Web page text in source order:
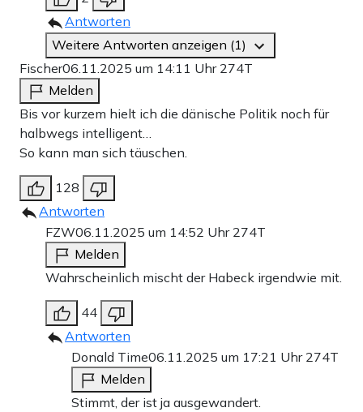
Antworten
Weitere Antworten anzeigen (1)
Fischer06.11.2025 um 14:11 Uhr 274T
Melden
Bis vor kurzem hielt ich die dänische Politik noch für
halbwegs intelligent…
So kann man sich täuschen.
128
Antworten
FZW06.11.2025 um 14:52 Uhr 274T
Melden
Wahrscheinlich mischt der Habeck irgendwie mit.
44
Antworten
Donald Time06.11.2025 um 17:21 Uhr 274T
Melden
Stimmt, der ist ja ausgewandert.